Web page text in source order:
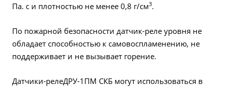
Па. с и плотностью не менее 0,8 г/см3.
По пожарной безопасности датчик-реле уровня не
обладает способностью к самовоспламенению, не
поддерживает и не вызывает горение.
Датчики-релеДРУ-1ПМ СКБ могут использоваться в